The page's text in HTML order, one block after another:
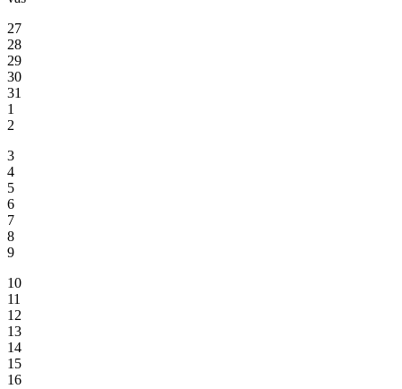
27
28
29
30
31
1
2
3
4
5
6
7
8
9
10
11
12
13
14
15
16